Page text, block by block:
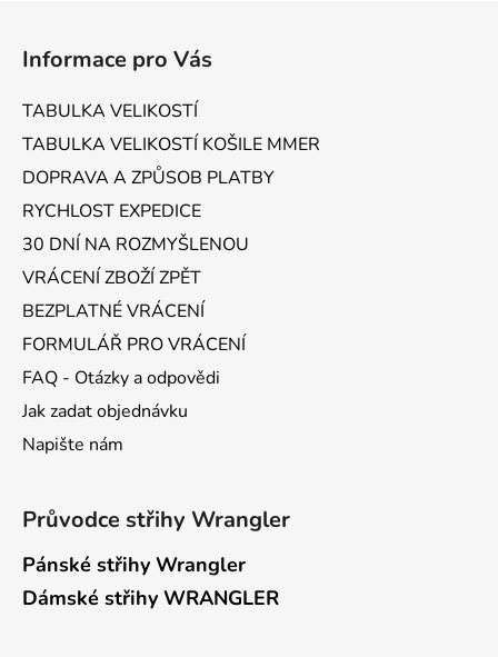
Informace pro Vás
TABULKA VELIKOSTÍ
TABULKA VELIKOSTÍ KOŠILE MMER
DOPRAVA A ZPŮSOB PLATBY
RYCHLOST EXPEDICE
30 DNÍ NA ROZMYŠLENOU
VRÁCENÍ ZBOŽÍ ZPĚT
BEZPLATNÉ VRÁCENÍ
FORMULÁŘ PRO VRÁCENÍ
FAQ - Otázky a odpovědi
Jak zadat objednávku
Napište nám
Průvodce střihy Wrangler
Pánské střihy Wrangler
Dámské střihy WRANGLER